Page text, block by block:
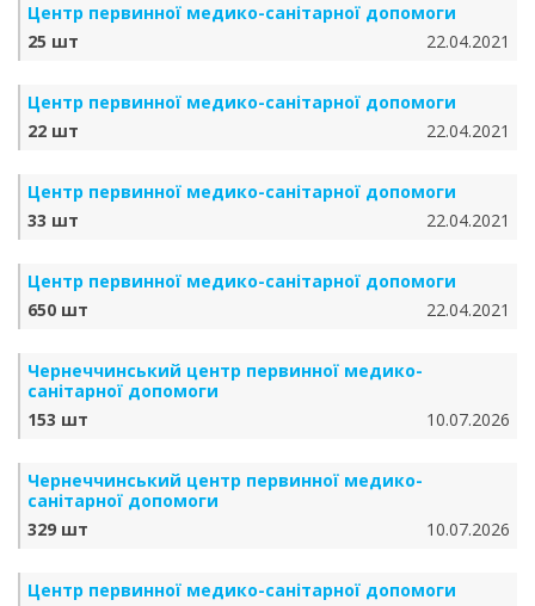
Центр первинної медико-санітарної допомоги
25 шт
22.04.2021
Центр первинної медико-санітарної допомоги
22 шт
22.04.2021
Центр первинної медико-санітарної допомоги
33 шт
22.04.2021
Центр первинної медико-санітарної допомоги
650 шт
22.04.2021
Чернеччинський центр первинної медико-
санітарної допомоги
153 шт
10.07.2026
Чернеччинський центр первинної медико-
санітарної допомоги
329 шт
10.07.2026
Центр первинної медико-санітарної допомоги